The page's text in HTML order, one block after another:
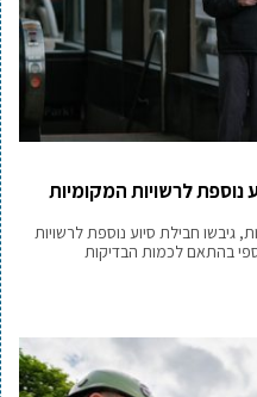
לרשויות המקומיות
חבילת סיוע נוספת לרשויות
בהתאם לכמות הבדיקות